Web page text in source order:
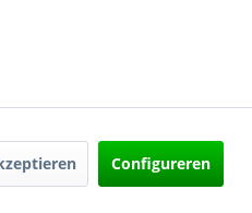
Configureren